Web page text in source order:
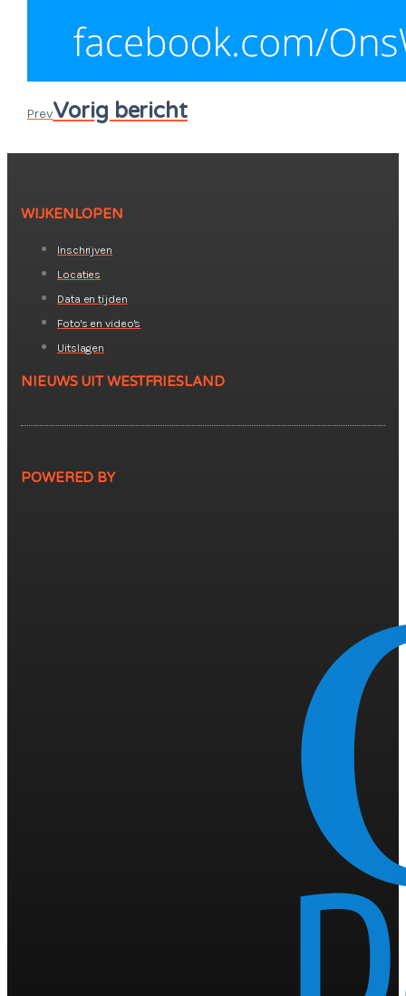
PrevVorig bericht
WIJKENLOPEN
Inschrijven
Locaties
Data en tijden
Foto's en video's
Uitslagen
NIEUWS UIT WESTFRIESLAND
POWERED BY